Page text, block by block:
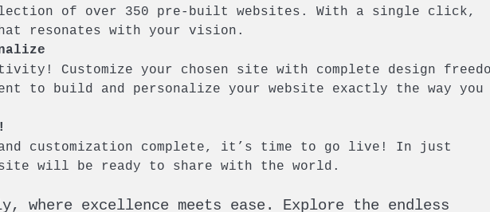
of over 350 pre-built websites. With a single click,
resonates with your vision.
Customize your chosen site with complete design
to build and personalize your website exactly the way you
customization complete, it’s time to go live! In just
will be ready to share with the world.
where excellence meets ease. Explore the endless